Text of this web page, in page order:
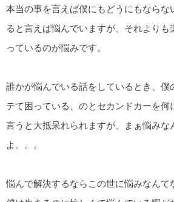
本当の事を言えば僕にもどうにもならな
ると言えば悩んでいますが、それよりも
っているのが悩みです。
誰かが悩んでいる話をしているとき、僕
テて困っている、のとセカンドカーを何
言うと大抵呆れられますが、まぁ悩みな
よ。。。
悩んで解決するならこの世に悩みなんて